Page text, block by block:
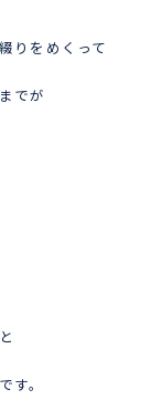
りをめくって
でが
す。